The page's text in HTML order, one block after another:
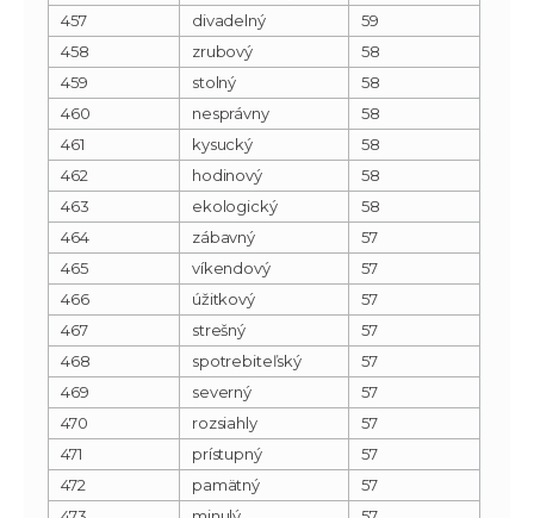
457
divadelný
59
458
zrubový
58
459
stolný
58
460
nesprávny
58
461
kysucký
58
462
hodinový
58
463
ekologický
58
464
zábavný
57
465
víkendový
57
466
úžitkový
57
467
strešný
57
468
spotrebiteľský
57
469
severný
57
470
rozsiahly
57
471
prístupný
57
472
pamätný
57